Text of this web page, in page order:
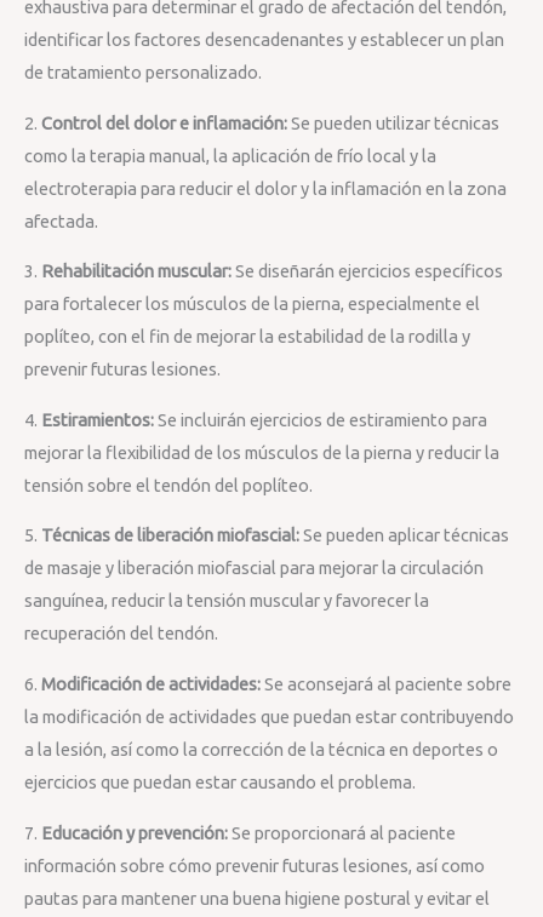
exhaustiva para determinar el grado de afectación del tendón,
identificar los factores desencadenantes y establecer un plan
de tratamiento personalizado.
2. Control del dolor e inflamación:Se pueden utilizar técnicas
como la terapia manual, la aplicación de frío local y la
electroterapia para reducir el dolor y la inflamación en la zona
afectada.
3. Rehabilitación muscular:Se diseñarán ejercicios específicos
para fortalecer los músculos de la pierna, especialmente el
poplíteo, con el fin de mejorar la estabilidad de la rodilla y
prevenir futuras lesiones.
4. Estiramientos:Se incluirán ejercicios de estiramiento para
mejorar la flexibilidad de los músculos de la pierna y reducir la
tensión sobre el tendón del poplíteo.
5. Técnicas de liberación miofascial:Se pueden aplicar técnicas
de masaje y liberación miofascial para mejorar la circulación
sanguínea, reducir la tensión muscular y favorecer la
recuperación del tendón.
6. Modificación de actividades:Se aconsejará al paciente sobre
la modificación de actividades que puedan estar contribuyendo
a la lesión, así como la corrección de la técnica en deportes o
ejercicios que puedan estar causando el problema.
7. Educación y prevención:Se proporcionará al paciente
información sobre cómo prevenir futuras lesiones, así como
pautas para mantener una buena higiene postural y evitar el